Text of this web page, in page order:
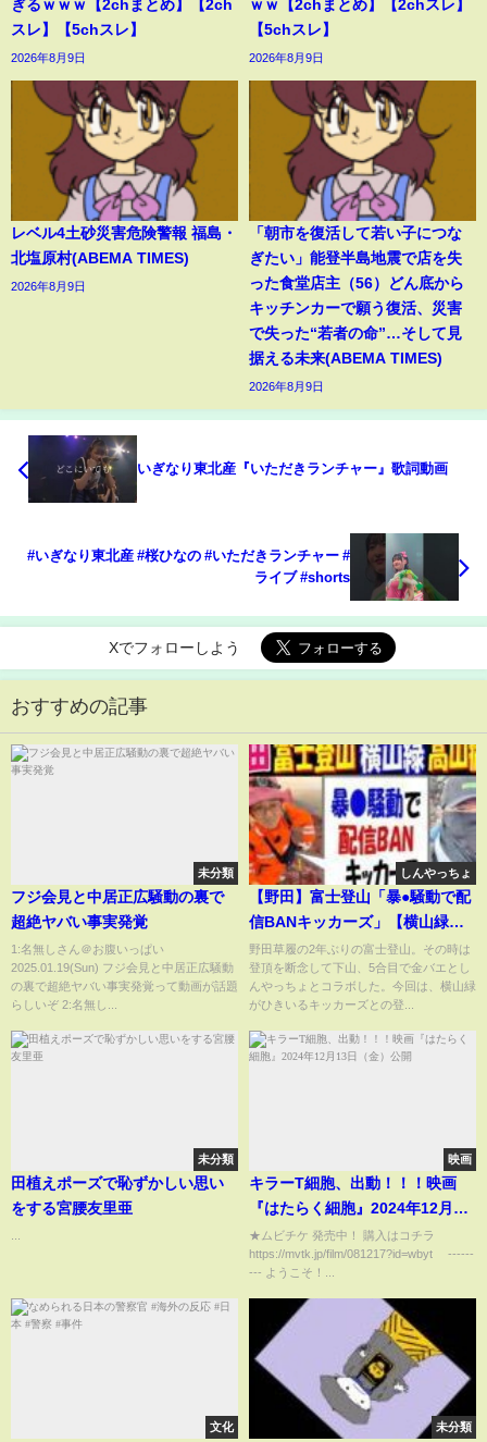
ぎるｗｗｗ【2chまとめ】【2ch
スレ】【5chスレ】
2026年8月9日
ｗｗ【2chまとめ】【2chスレ】
【5chスレ】
2026年8月9日
レベル4土砂災害危険警報 福島・
北塩原村(ABEMA TIMES)
2026年8月9日
「朝市を復活して若い子につな
ぎたい」能登半島地震で店を失
った食堂店主（56）どん底から
キッチンカーで願う復活、災害
で失った“若者の命”…そして見
据える未来(ABEMA TIMES)
2026年8月9日
いぎなり東北産『いただきランチャー』歌詞動画
#いぎなり東北産 #桜ひなの #いただきランチャー #
ライブ #shorts
Xでフォローしよう
おすすめの記事
未分類
フジ会見と中居正広騒動の裏で
超絶ヤバい事実発覚
1:名無しさん＠お腹いっぱい
2025.01.19(Sun) フジ会見と中居正広騒動
の裏で超絶ヤバい事実発覚って動画が話題
らしいぞ 2:名無し...
しんやっちょ
【野田】富士登山「暴●騒動で配
信BANキッカーズ」【横山緑】
高山病!?
野田草履の2年ぶりの富士登山。その時は
登頂を断念して下山、5合目で金バエとし
んやっちょとコラボした。今回は、横山緑
がひきいるキッカーズとの登...
未分類
田植えポーズで恥ずかしい思い
をする宮腰友里亜
映画
キラーT細胞、出動！！！映画
『はたらく細胞』2024年12月13
日（金）公開
★ムビチケ 発売中！ 購入はコチラ
https://mvtk.jp/film/081217?id=wbyt ------
--- ようこそ！...
文化 未分類